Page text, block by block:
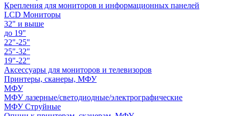
Крепления для мониторов и информационных панелей
LCD Мониторы
32" и выше
до 19"
22"-25"
25"-32"
19"-22"
Аксессуары для мониторов и телевизоров
Принтеры, сканеры, МФУ
МФУ
МФУ лазерные/светодиодные/электрографические
МФУ Струйные